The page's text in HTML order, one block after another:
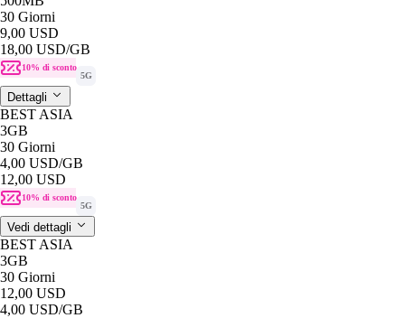
30 Giorni
9,00 USD
18,00 USD/GB
10% di sconto
5G
Dettagli
BEST ASIA
3GB
30 Giorni
4,00 USD/GB
12,00 USD
10% di sconto
5G
Vedi dettagli
BEST ASIA
3GB
30 Giorni
12,00 USD
4,00 USD/GB